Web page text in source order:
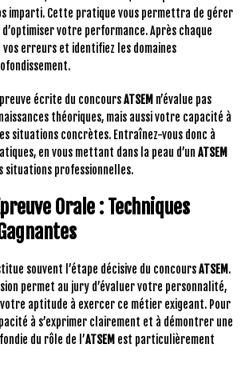
imparti. Cette pratique vous permettra de gérer
votre performance. Après chaque
vos erreurs et identifiez les domaines
écrite du concoursATSEM n’évalue pas
théoriques, mais aussi votre capacité à
situations concrètes. Entraînez-vous donc à
en vous mettant dans la peau d’un ATSEM
situations professionnelles.
Orale : Techniques
souvent l’étape décisive du concoursATSEM .
permet au jury d’évaluer votre personnalité,
aptitude à exercer ce métier exigeant. Pour
à s’exprimer clairement et à démontrer une
du rôle de l’ATSEM est particulièrement